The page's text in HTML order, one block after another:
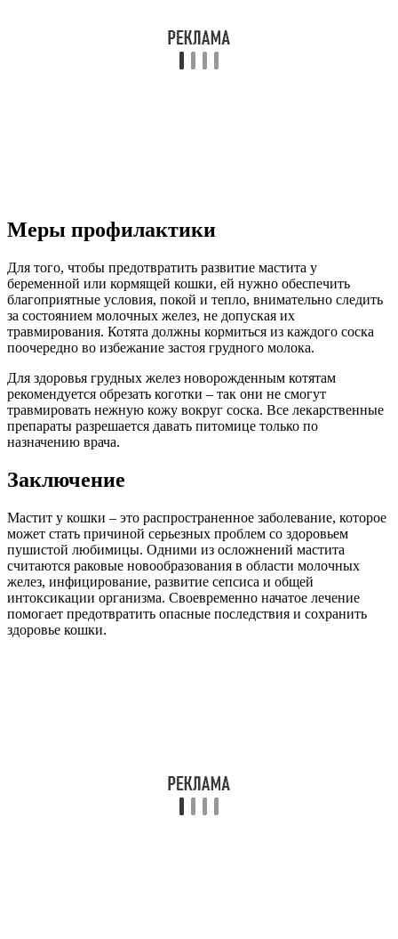
Меры профилактики
Для того, чтобы предотвратить развитие мастита у
беременной или кормящей кошки, ей нужно обеспечить
благоприятные условия, покой и тепло, внимательно следить
за состоянием молочных желез, не допуская их
травмирования. Котята должны кормиться из каждого соска
поочередно во избежание застоя грудного молока.
Для здоровья грудных желез новорожденным котятам
рекомендуется обрезать коготки – так они не смогут
травмировать нежную кожу вокруг соска. Все лекарственные
препараты разрешается давать питомице только по
назначению врача.
Заключение
Мастит у кошки – это распространенное заболевание, которое
может стать причиной серьезных проблем со здоровьем
пушистой любимицы. Одними из осложнений мастита
считаются раковые новообразования в области молочных
желез, инфицирование, развитие сепсиса и общей
интоксикации организма. Своевременно начатое лечение
помогает предотвратить опасные последствия и сохранить
здоровье кошки.